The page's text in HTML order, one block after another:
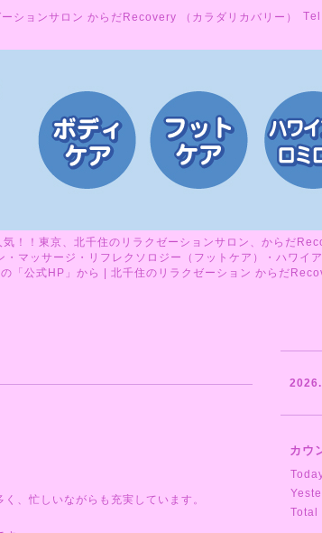
ーションサロン からだRecovery （カラダリカバリー）
！！東京、北千住のリラクゼーションサロン、からだ
マッサージ・リフレクソロジー（フットケア）・ハワイ
「公式HP」から | 北千住のリラクゼーション からだ
、忙しいながらも充実しています。
カウ
Total